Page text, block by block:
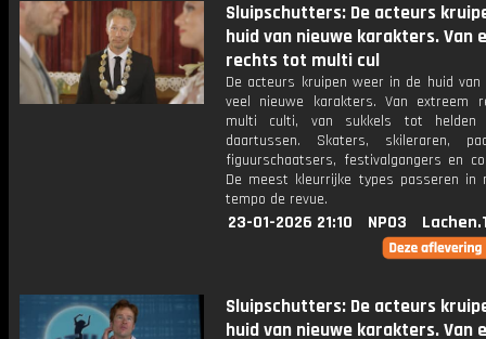
Sluipschutters: De acteurs
huid van nieuwe karakters. Van
rechts tot multi cul
De acteurs kruipen weer in de huid van
veel nieuwe karakters. Van extreem
multi culti, van sukkels tot helden
daartussen. Skaters, skileraren,
figuurschaatsers, festivalgangers en
De meest kleurrijke types passeren in
tempo de revue.
23-01-2026 21:10 NPO3
Sluipschutters: De acteurs
huid van nieuwe karakters. Van